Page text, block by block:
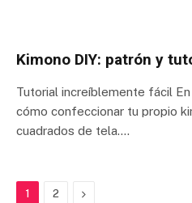
Kimono DIY: patrón y
Tutorial increíblemente fácil
cómo confeccionar tu propio
cuadrados de tela.…
1 2 Next